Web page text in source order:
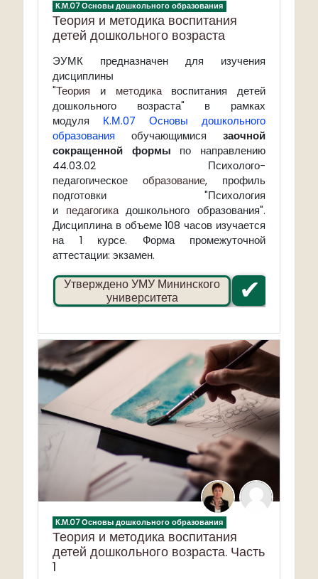
К.М.07 Основы дошкольного образования
Теория и методика воспитания
детей дошкольного возраста
ЭУМК предназначен для изучения
дисциплины
"Теория и методикавоспитания детей
дошкольного возраста" в рамках
модуля
К.М.07 Основы дошкольного
образования
обучающимися заочной
сокращенной формы по направлению
44.03.02 Психолого-
педагогическое образование, профиль
подготовки "Психология
и педагогикадошкольного образования".
Дисциплина в объеме 108 часов изучается
на 1 курсе. Форма промежуточной
аттестации: экзамен.
Утверждено УМУ Мининского
университета
✔
К.М.07 Основы дошкольного образования
Теория и методика воспитания
детей дошкольного возраста. Часть
1